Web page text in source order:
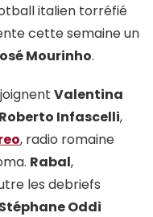
italien torréfié
cette semaine un
Mourinho.
Valentina
Roberto Infascelli,
, radio romaine
Rabal,
les debriefs
Stéphane Oddi